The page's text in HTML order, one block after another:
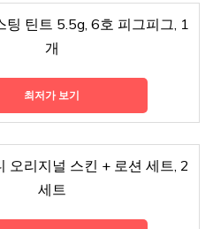
팅 틴트 5.5g, 6호 피그피그, 1
개
최저가 보기
오리지널 스킨 + 로션 세트, 2
세트